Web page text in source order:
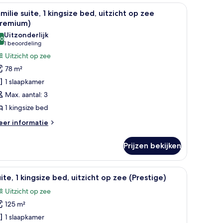
een bank, een klein rond tafeltje en een hanglamp.
Een moderne hotelkamer met een groot
9
suite, 1 kingsize bed, uitzicht op zee
van 10
Uitzonderlijk
1 beoordeling
(1
beoordeling)
Uitzicht op zee
78 m²
1 slaapkamer
Max. aantal: 3
1 kingsize bed
informatie
Prijzen bekijken
stadszicht en een balkon met een hekwerk.
bank, bureau en televisie. Een moderne hotelkamer met balkon,
10 1 kingsize bed, uitzicht op zee (Prestige)
Uitzicht op zee
125 m²
1 slaapkamer